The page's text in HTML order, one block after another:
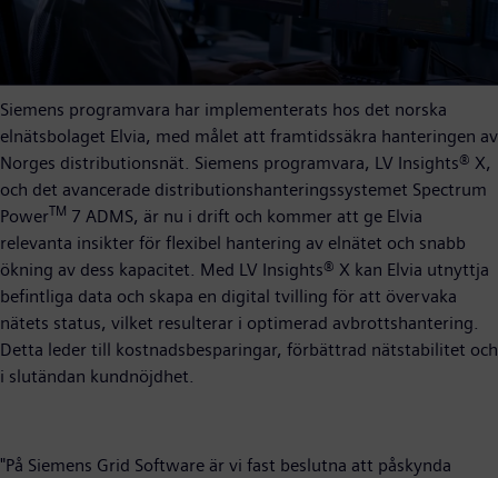
Siemens programvara har implementerats hos det norska
elnätsbolaget Elvia, med målet att framtidssäkra hanteringen av
Norges distributionsnät. Siemens programvara, LV Insights® X,
och det avancerade distributionshanteringssystemet Spectrum
PowerTM 7 ADMS, är nu i drift och kommer att ge Elvia
relevanta insikter för flexibel hantering av elnätet och snabb
ökning av dess kapacitet. Med LV Insights® X kan Elvia utnyttja
befintliga data och skapa en digital tvilling för att övervaka
nätets status, vilket resulterar i optimerad avbrottshantering.
Detta leder till kostnadsbesparingar, förbättrad nätstabilitet och
i slutändan kundnöjdhet.
"På Siemens Grid Software är vi fast beslutna att påskynda